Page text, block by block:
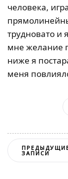
человека,
трудновато и
мне желание
ниже я
меня
поЗАПИСИ